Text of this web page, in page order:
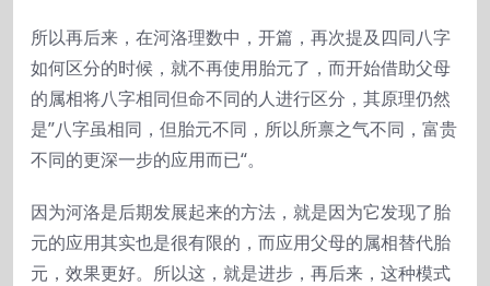
所以再后来，在河洛理数中，开篇，再次提及四同八字
如何区分的时候，就不再使用胎元了，而开始借助父母
的属相将八字相同但命不同的人进行区分，其原理仍然
是”八字虽相同，但胎元不同，所以所禀之气不同，富贵
不同的更深一步的应用而已“。
因为河洛是后期发展起来的方法，就是因为它发现了胎
元的应用其实也是很有限的，而应用父母的属相替代胎
元，效果更好。所以这，就是进步，再后来，这种模式